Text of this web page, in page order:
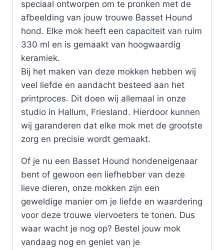
speciaal ontworpen om te pronken met de
afbeelding van jouw trouwe Basset Hound
hond. Elke mok heeft een capaciteit van ruim
330 ml en is gemaakt van hoogwaardig
keramiek.
Bij het maken van deze mokken hebben wij
veel liefde en aandacht besteed aan het
printproces. Dit doen wij allemaal in onze
studio in Hallum, Friesland. Hierdoor kunnen
wij garanderen dat elke mok met de grootste
zorg en precisie wordt gemaakt.
Of je nu een Basset Hound hondeneigenaar
bent of gewoon een liefhebber van deze
lieve dieren, onze mokken zijn een
geweldige manier om je liefde en waardering
voor deze trouwe viervoeters te tonen. Dus
waar wacht je nog op? Bestel jouw mok
vandaag nog en geniet van je